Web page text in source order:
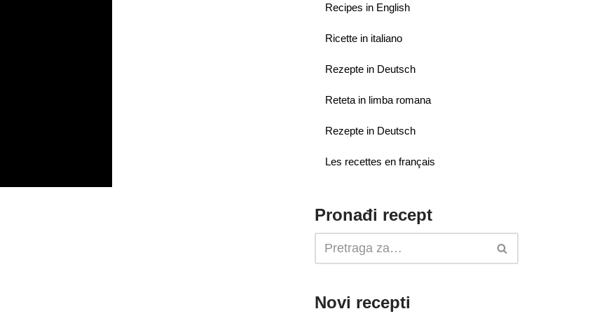
Recipes in English
Ricette in italiano
Rezepte in Deutsch
Reteta in limba romana
Rezepte in Deutsch
Les recettes en français
Pronađi recept
Novi recepti